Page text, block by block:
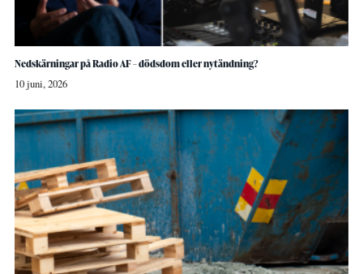
Nedskärningar på Radio AF – dödsdom eller nytändning?
10 juni, 2026